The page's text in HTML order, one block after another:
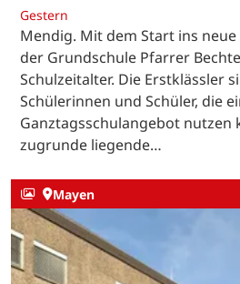
Gestern
Mendig. Mit dem Start ins
der Grundschule Pfarrer
Schulzeitalter. Die Erstklässler
Schülerinnen und Schüler, die
Ganztagsschulangebot nutzen
zugrunde liegende…
Mayen